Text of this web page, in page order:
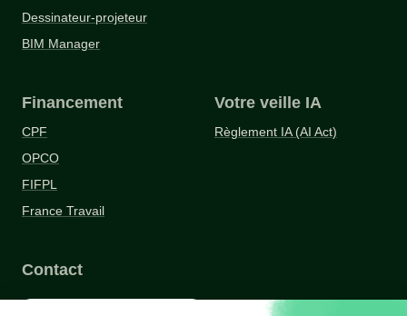
Dessinateur-projeteur
BIM Manager
Financement
CPF
OPCO
FIFPL
France Travail
Votre veille IA
Règlement IA (AI Act)
Contact